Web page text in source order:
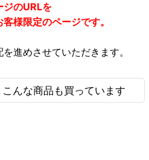
ジのURLを
様限定のページです。
進めさせていただきます。
んな商品も買っています